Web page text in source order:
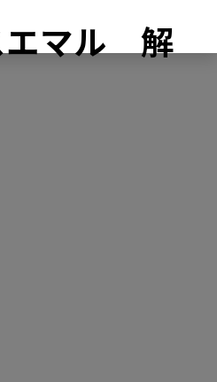
エマル 解